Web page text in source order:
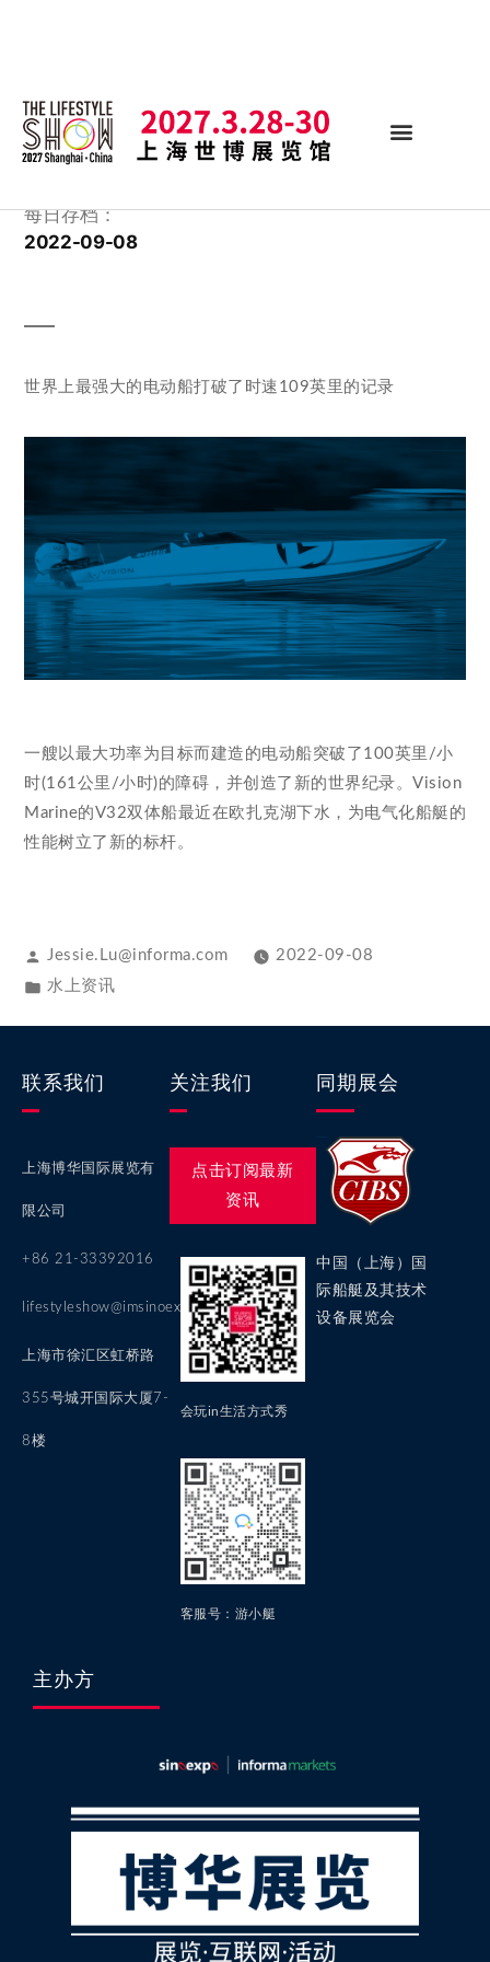
每日存档：
2022-09-08
世界上最强大的电动船打破了时速109英里的记录
一艘以最大功率为目标而建造的电动船突破了100英里/小
时(161公里/小时)的障碍，并创造了新的世界纪录。Vision
Marine的V32双体船最近在欧扎克湖下水，为电气化船艇的
性能树立了新的标杆。
Jessie.Lu@informa.com
2022-09-08
水上资讯
联系我们
上海博华国际展览有
限公司
+86 21-33392016
lifestyleshow@imsinoexpo.com
上海市徐汇区虹桥路
355号城开国际大厦7-
8楼
关注我们
点击订阅最新
资讯
会玩in生活方式秀
客服号：游小艇
同期展会
中国（上海）国
际船艇及其技术
设备展览会
主办方